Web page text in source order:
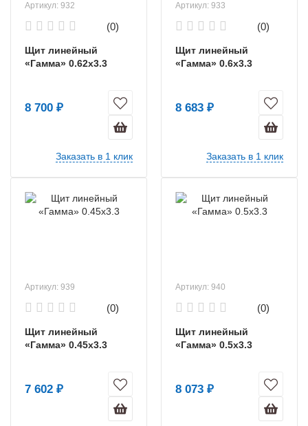
Артикул: 932
(0)
Щит линейный
«Гамма» 0.62х3.3
8 700 ₽
Заказать в 1 клик
Артикул: 933
(0)
Щит линейный
«Гамма» 0.6х3.3
8 683 ₽
Заказать в 1 клик
Артикул: 939
(0)
Щит линейный
«Гамма» 0.45х3.3
7 602 ₽
Артикул: 940
(0)
Щит линейный
«Гамма» 0.5х3.3
8 073 ₽